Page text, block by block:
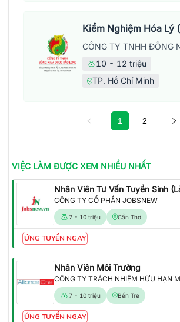
10 - 12 triệu
TP. Hồ Chí Minh
1 2
VIỆC LÀM ĐƯỢC XEM NHIỀU NHẤT
CÔNG TY CỔ PHẦN JOBSNEW
7 - 10 triệu Cần Thơ
ỨNG TUYỂN NGAY
Nhân Viên Môi Trường
7 - 10 triệu Bến Tre
ỨNG TUYỂN NGAY